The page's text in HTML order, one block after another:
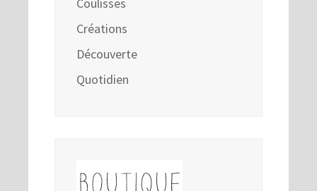
Créations
Découverte
Quotidien